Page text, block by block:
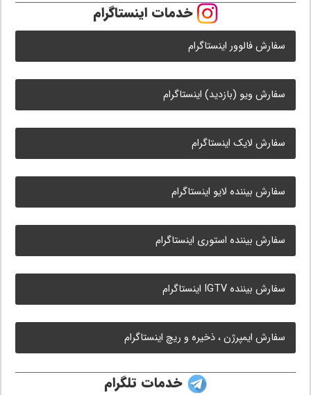
خدمات اینستاگرام
سفارش فالوور اینستاگرام
سفارش ویو (بازدید) اینستاگرام
سفارش لایک اینستاگرام
سفارش بیننده لایو اینستاگرام
سفارش بیننده استوری اینستاگرام
سفارش بیننده IGTV اینستاگرام
سفارش ایمپرژن ، ذخیره و ریچ اینستاگرام
خدمات تلگرام